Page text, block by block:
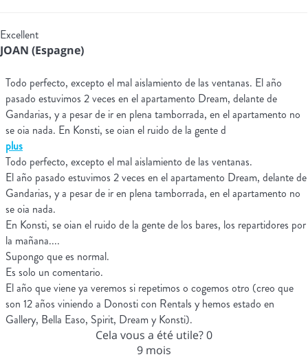
Excellent
JOAN (Espagne)
Todo perfecto, excepto el mal aislamiento de las ventanas. El año
pasado estuvimos 2 veces en el apartamento Dream, delante de
Gandarias, y a pesar de ir en plena tamborrada, en el apartamento no
se oia nada. En Konsti, se oian el ruido de la gente d
plus
Todo perfecto, excepto el mal aislamiento de las ventanas.
El año pasado estuvimos 2 veces en el apartamento Dream, delante de
Gandarias, y a pesar de ir en plena tamborrada, en el apartamento no
se oia nada.
En Konsti, se oian el ruido de la gente de los bares, los repartidores por
la mañana....
Supongo que es normal.
Es solo un comentario.
El año que viene ya veremos si repetimos o cogemos otro (creo que
son 12 años viniendo a Donosti con Rentals y hemos estado en
Gallery, Bella Easo, Spirit, Dream y Konsti).
Cela vous a été utile?0
9 mois